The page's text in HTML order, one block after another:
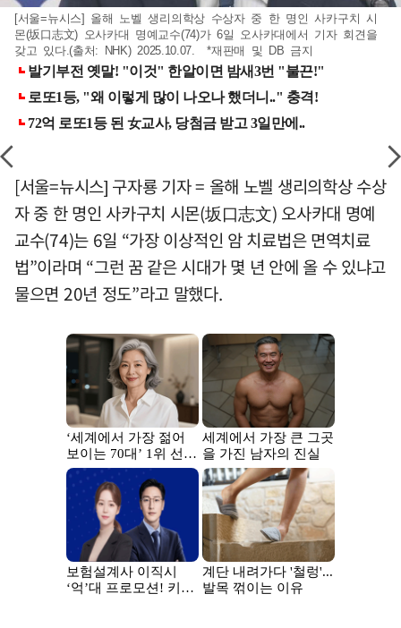
[서울=뉴시스] 올해 노벨 생리의학상 수상자 중 한 명인 사카구치 시
몬(坂口志文) 오사카대 명예교수(74)가 6일 오사카대에서 기자 회견을
갖고 있다.(출처: NHK) 2025.10.07. *재판매 및 DB 금지
[서울=뉴시스] 구자룡 기자 = 올해 노벨 생리의학상 수상
자 중 한 명인 사카구치 시몬(坂口志文) 오사카대 명예
교수(74)는 6일 “가장 이상적인 암 치료법은 면역치료
법”이라며 “그런 꿈 같은 시대가 몇 년 안에 올 수 있냐고
물으면 20년 정도”라고 말했다.